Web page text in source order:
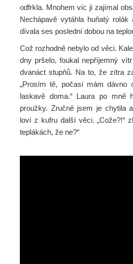
odfrkla. Mnohem víc ji zajímal
Nechápavě vytáhla huňatý rolák
dívala ses poslední dobou na
Což rozhodně nebylo od věci.
dny pršelo, foukal nepříjemný
dvanáct stupňů. Na to, že zítra
„Prosím tě, počasí mám dávno
laskavě doma.“ Laura po mně
proužky. Zručně jsem je chytila
loví z kufru další věci. „Cože?!“
teplákách, že ne?“